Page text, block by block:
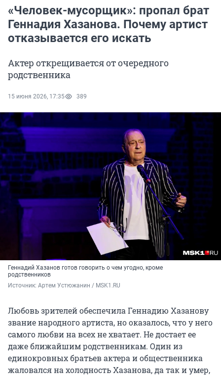
«Человек-мусорщик»: пропал брат
Геннадия Хазанова. Почему артист
отказывается его искать
Актер открещивается от очередного
родственника
15 июня 2026, 17:35 389
Геннадий Хазанов готов говорить о чем угодно, кроме
родственников
Источник: Артем Устюжанин / MSK1 .RU
Любовь зрителей обеспечила Геннадию Хазанову
звание народного артиста, но оказалось, что у него
самого любви на всех не хватает. Не достает ее
даже ближайшим родственникам. Один из
единокровных братьев актера и общественника
жаловался на холодность Хазанова, да так и умер,